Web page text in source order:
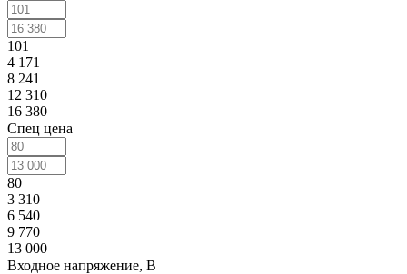
101
4 171
8 241
12 310
16 380
Спец цена
80
3 310
6 540
9 770
13 000
Входное напряжение, В